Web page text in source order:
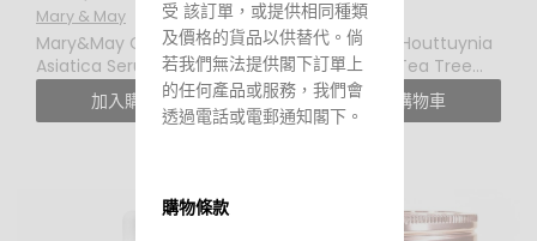
Mary & May
Mary&May Centella
Asiatica Serum 30ML 積
雪草舒緩精華加入購物車
Mary & May
Mary&May Houttuynia
Cordata + Tea Tree
Serum 魚腥草茶樹舒緩精
華 30ML
加入購物車
受 該訂單，或提供相同種類
及價格的貨品以供替代。倘
若我們無法提供閣下訂單上
的任何產品或服務，我們會
透過電話或電郵通知閣下。
購物條款